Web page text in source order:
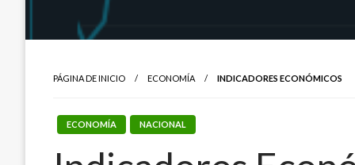
PÁGINA DE INICIO ECONOMÍA INDICADORES ECONÓMICOS
ECONOMÍA NACIONAL